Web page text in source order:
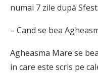
numai 7 zile după
– Cand se bea
Agheasma Mare se
in care este scris pe